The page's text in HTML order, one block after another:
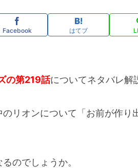
Facebook はてブ
の第219話についてネタバレ解
リオンについて「お前が作り
のでしょうか。